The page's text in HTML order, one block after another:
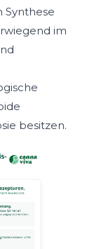
Synthese
im
besitzen.